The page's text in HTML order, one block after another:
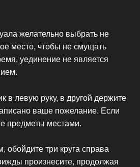
желательно выбрать не
место, чтобы не смущать
уединение не является
в левую руку, в другой держите
ваше пожелание. Если
предметы местами.
обойдите три круга справа
произнесите, продолжая